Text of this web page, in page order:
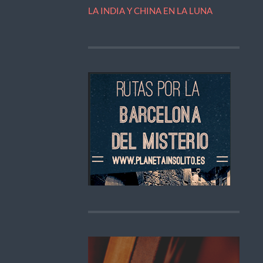
LA INDIA Y CHINA EN LA LUNA